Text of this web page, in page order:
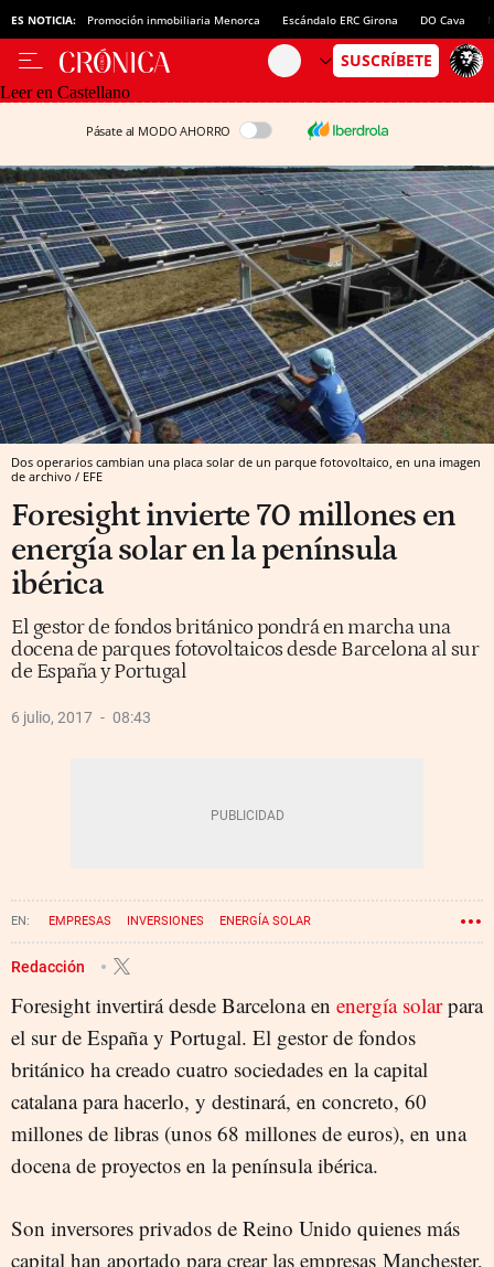
ES NOTICIA: Promoción inmobiliaria Menorca Escándalo ERC Girona DO Cava
Leer en Castellano
Pásate al MODO AHORRO
Dos operarios cambian una placa solar de un parque fotovoltaico, en una imagen
de archivo / EFE
Foresight invierte 70 millones en
energía solar en la península
ibérica
El gestor de fondos británico pondrá en marcha una
docena de parques fotovoltaicos desde Barcelona al sur
de España y Portugal
6 julio, 2017 08:43
EMPRESAS INVERSIONES ENERGÍA SOLAR
Redacción
Foresight invertirá desde Barcelona en energía solarpara
el sur de España y Portugal. El gestor de fondos
británico ha creado cuatro sociedades en la capital
catalana para hacerlo, y destinará, en concreto, 60
millones de libras (unos 68 millones de euros), en una
docena de proyectos en la península ibérica.
Son inversores privados de Reino Unido quienes más
capital han aportado para crear las empresas Manchester,